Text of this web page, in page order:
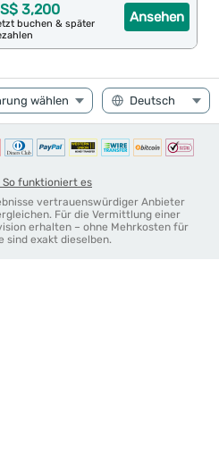
Ansehen
3,200
buchen & später
So funktioniert es
vertrauenswürdiger Anbieter
Für die Vermittlung einer
erhalten – ohne Mehrkosten für
sind exakt dieselben.